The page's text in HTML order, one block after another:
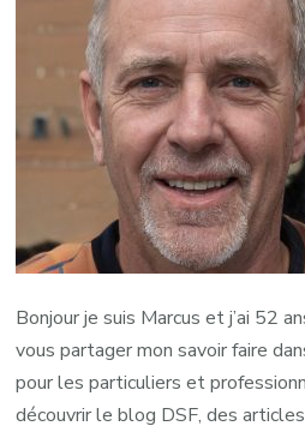
Bonjour je suis Marcus et j’ai 52
vous partager mon savoir faire
pour les particuliers et
découvrir le blog DSF, des